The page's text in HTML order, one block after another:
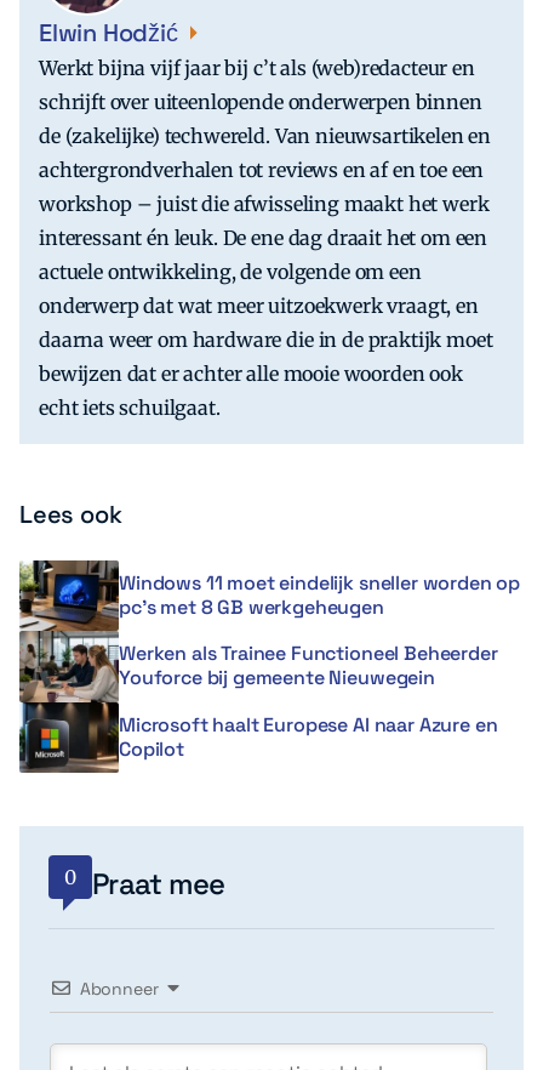
Elwin Hodžić
Werkt bijna vijf jaar bij c’t als (web)redacteur en
schrijft over uiteenlopende onderwerpen binnen
de (zakelijke) techwereld. Van nieuwsartikelen en
achtergrondverhalen tot reviews en af en toe een
workshop – juist die afwisseling maakt het werk
interessant én leuk. De ene dag draait het om een
actuele ontwikkeling, de volgende om een
onderwerp dat wat meer uitzoekwerk vraagt, en
daarna weer om hardware die in de praktijk moet
bewijzen dat er achter alle mooie woorden ook
echt iets schuilgaat.
Lees ook
Windows 11 moet eindelijk sneller worden op
pc’s met 8 GB werkgeheugen
Werken als Trainee Functioneel Beheerder
Youforce bij gemeente Nieuwegein
Microsoft haalt Europese AI naar Azure en
Copilot
0 Praat mee
Abonneer